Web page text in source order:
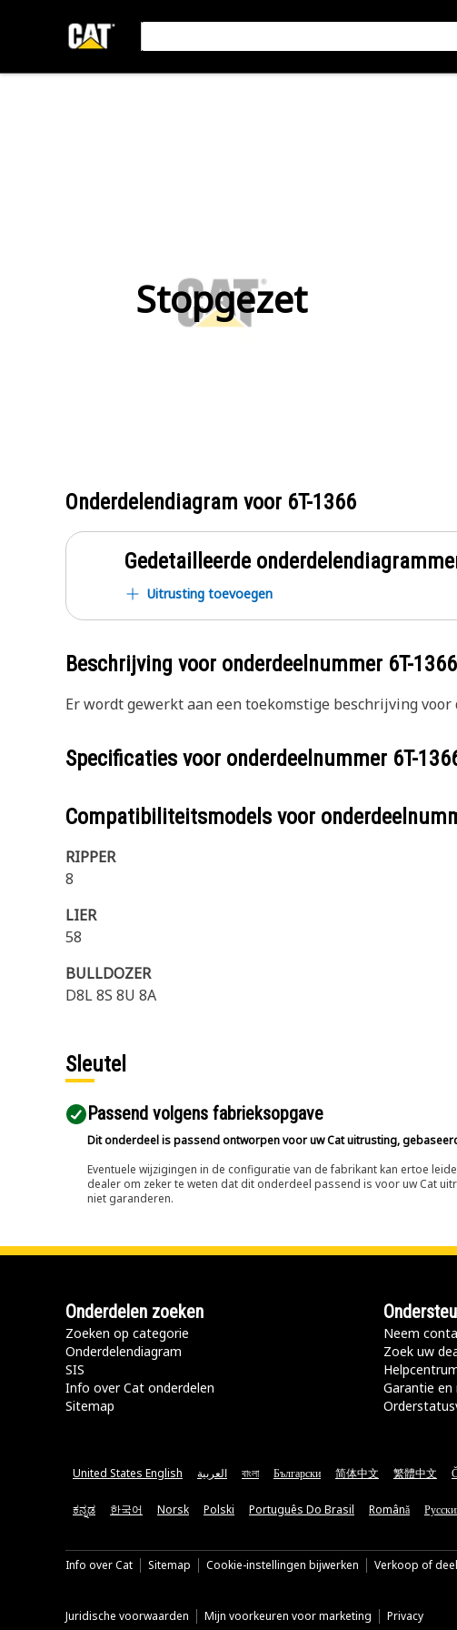
Stopgezet
Onderdelendiagram voor 6T-1366
Gedetailleerde
Uitrusting toevoegen
Beschrijving voor onderdeelnummer 6T-1366
Er wordt gewerkt aan een toekomstige beschrijving voor
Specificaties voor onderdeelnummer 6T-
Compatibiliteitsmodels voor
RIPPER
8
LIER
58
BULLDOZER
D8L 8S 8U 8A
Sleutel
Passend volgens fabrieksopgave
Dit onderdeel is passend ontworpen voor uw Cat uitrusting,
Eventuele wijzigingen in de configuratie van de fabrikant kan ertoe
dealer om zeker te weten dat dit onderdeel passend is voor uw Cat
niet garanderen.
Onderdelen zoeken
Zoeken op categorie
Onderdelendiagram
SIS
Info over Cat onderdelen
Sitemap
Neem
Zoek uw
Garantie
United States English العربية বাংলা Български 简体中文 繁體中文
ಕನ್ನಡ 한국어 Norsk Polski Português Do Brasil Română
Info over Cat Sitemap Cookie-instellingen bijwerken Verkoop of
Juridische voorwaarden Mijn voorkeuren voor marketing Privacy